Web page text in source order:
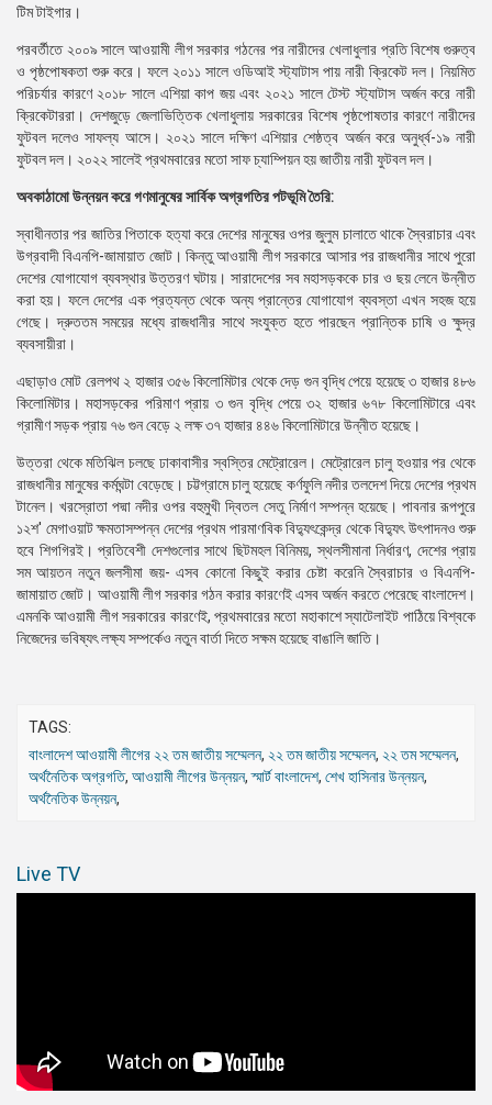
টিম টাইগার।
পরবর্তীতে ২০০৯ সালে আওয়ামী লীগ সরকার গঠনের পর নারীদের খেলাধুলার প্রতি বিশেষ গুরুত্ব
ও পৃষ্ঠপোষকতা শুরু করে। ফলে ২০১১ সালে ওডিআই স্ট্যাটাস পায় নারী ক্রিকেট দল। নিয়মিত
পরিচর্যার কারণে ২০১৮ সালে এশিয়া কাপ জয় এবং ২০২১ সালে টেস্ট স্ট্যাটাস অর্জন করে নারী
ক্রিকেটাররা। দেশজুড়ে জেলাভিত্তিক খেলাধুলায় সরকারের বিশেষ পৃষ্ঠপোষতার কারণে নারীদের
ফুটবল দলেও সাফল্য আসে। ২০২১ সালে দক্ষিণ এশিয়ার শেষ্ঠত্ব অর্জন করে অনুর্ধ্ব-১৯ নারী
ফুটবল দল। ২০২২ সালেই প্রথমবারের মতো সাফ চ্যাম্পিয়ন হয় জাতীয় নারী ফুটবল দল।
অবকাঠামো উন্নয়ন করে গণমানুষের সার্বিক অগ্রগতির পটভূমি তৈরি:
স্বাধীনতার পর জাতির পিতাকে হত্যা করে দেশের মানুষের ওপর জুলুম চালাতে থাকে স্বৈরাচার এবং
উগ্রবাদী বিএনপি-জামায়াত জোট। কিন্তু আওয়ামী লীগ সরকারে আসার পর রাজধানীর সাথে পুরো
দেশের যোগাযোগ ব্যবস্থার উত্তরণ ঘটায়। সারাদেশের সব মহাসড়ককে চার ও ছয় লেনে উন্নীত
করা হয়। ফলে দেশের এক প্রত্যন্ত থেকে অন্য প্রান্তের যোগাযোগ ব্যবস্তা এখন সহজ হয়ে
গেছে। দ্রুততম সময়ের মধ্যে রাজধানীর সাথে সংযুক্ত হতে পারছেন প্রান্তিক চাষি ও ক্ষুদ্র
ব্যবসায়ীরা।
এছাড়াও মোট রেলপথ ২ হাজার ৩৫৬ কিলোমিটার থেকে দেড় গুন বৃদ্ধি পেয়ে হয়েছে ৩ হাজার ৪৮৬
কিলোমিটার। মহাসড়কের পরিমাণ প্রায় ৩ গুন বৃদ্ধি পেয়ে ৩২ হাজার ৬৭৮ কিলোমিটারে এবং
গ্রামীণ সড়ক প্রায় ৭৬ গুন বেড়ে ২ লক্ষ ৩৭ হাজার ৪৪৬ কিলোমিটারে উন্নীত হয়েছে।
উত্তরা থেকে মতিঝিল চলছে ঢাকাবাসীর স্বস্তির মেট্রোরেল। মেট্রোরেল চালু হওয়ার পর থেকে
রাজধানীর মানুষের কর্মঘন্টা বেড়েছে। চট্টগ্রামে চালু হয়েছে কর্ণফুলি নদীর তলদেশ দিয়ে দেশের প্রথম
টানেল। খরস্রোতা পদ্মা নদীর ওপর বহুমুখী দ্বিতল সেতু নির্মাণ সম্পন্ন হয়েছে। পাবনার রূপপুরে
১২শ' মেগাওয়াট ক্ষমতাসম্পন্ন দেশের প্রথম পারমাণবিক বিদ্যুৎকেন্দ্র থেকে বিদ্যুৎ উৎপাদনও শুরু
হবে শিগগিরই। প্রতিবেশী দেশগুলোর সাথে ছিটমহল বিনিময়, স্থলসীমানা নির্ধারণ, দেশের প্রায়
সম আয়তন নতুন জলসীমা জয়- এসব কোনো কিছুই করার চেষ্টা করেনি স্বৈরাচার ও বিএনপি-
জামায়াত জোট। আওয়ামী লীগ সরকার গঠন করার কারণেই এসব অর্জন করতে পেরেছে বাংলাদেশ।
এমনকি আওয়ামী লীগ সরকারের কারণেই, প্রথমবারের মতো মহাকাশে স্যাটেলাইট পাঠিয়ে বিশ্বকে
নিজেদের ভবিষ্যৎ লক্ষ্য সম্পর্কেও নতুন বার্তা দিতে সক্ষম হয়েছে বাঙালি জাতি।
TAGS:
বাংলাদেশ আওয়ামী লীগের ২২ তম জাতীয় সম্মেলন, ২২ তম জাতীয় সম্মেলন, ২২ তম সম্মেলন,
অর্থনৈতিক অগ্রগতি, আওয়ামী লীগের উন্নয়ন,স্মার্ট বাংলাদেশ, শেখ হাসিনার উন্নয়ন,
অর্থনৈতিক উন্নয়ন,
Live TV